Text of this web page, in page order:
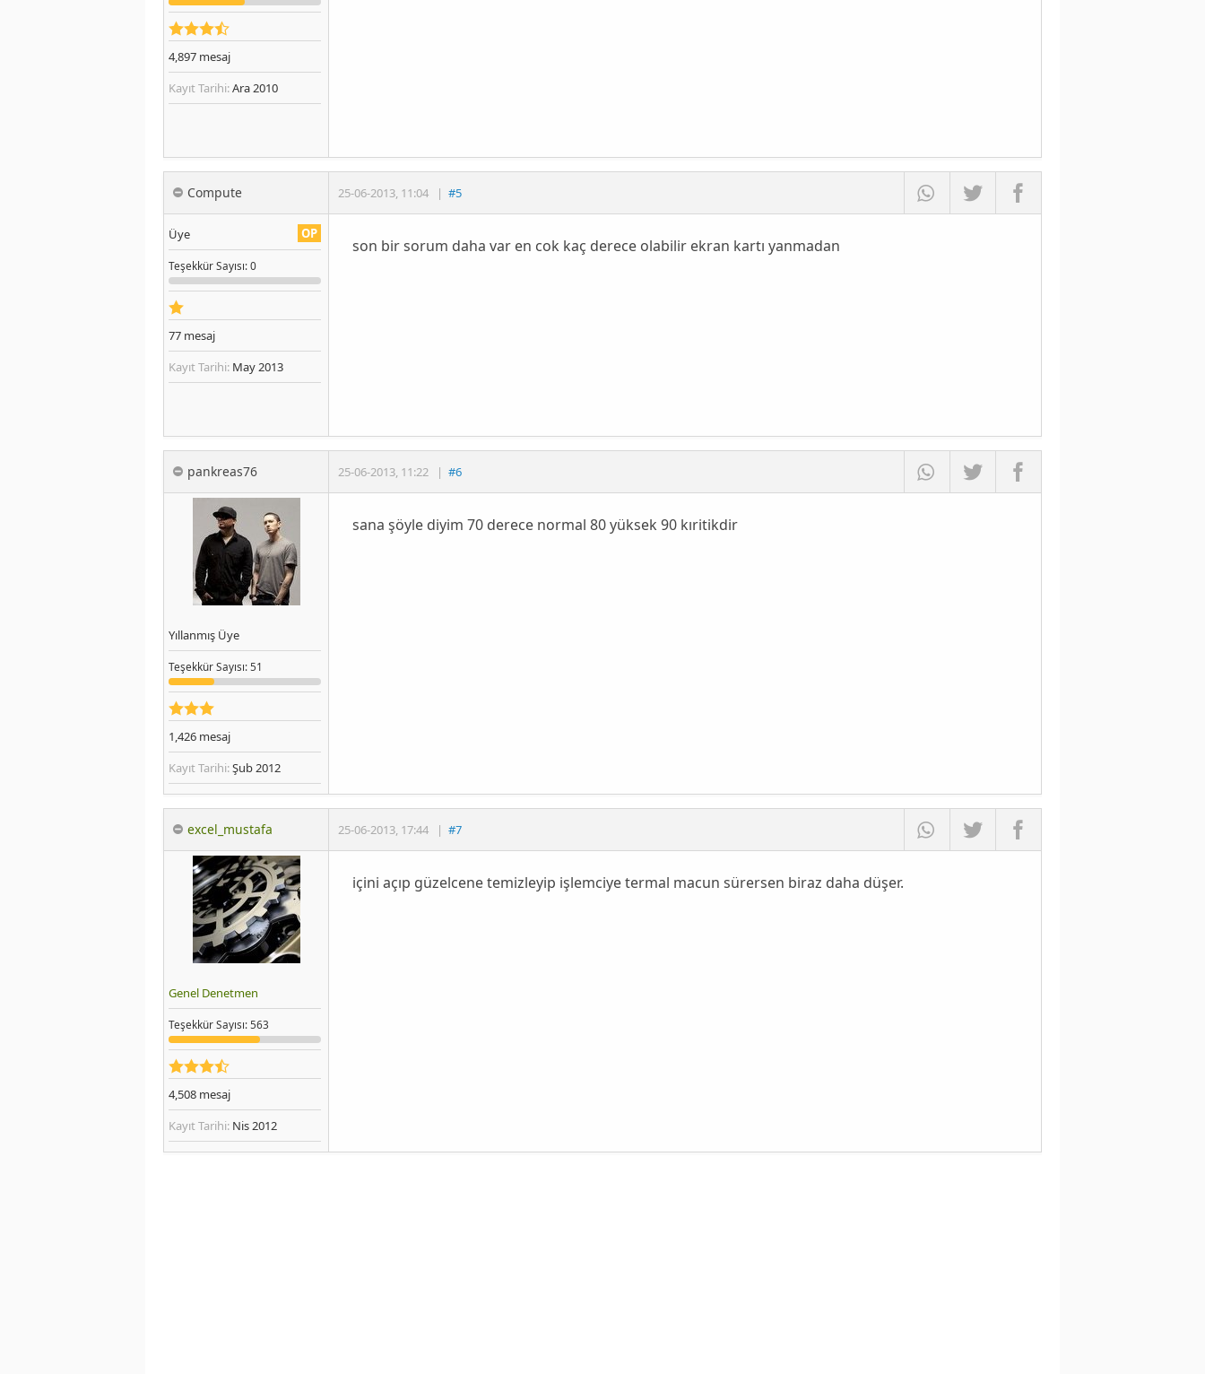
4,897 mesaj
Kayıt Tarihi:Ara 2010
Compute 25-06-2013, 11:04 | #5
OP
Üye
TeşekkürSayısı: 0
77 mesaj
Kayıt Tarihi: May 2013
son bir sorum daha var en cok kaç derece olabilir ekran kartı yanmadan
pankreas76 25-06-2013, 11:22 | #6
Yıllanmış Üye
TeşekkürSayısı: 51
1,426 mesaj
Kayıt Tarihi:Şub 2012
sana şöyle diyim 70 derece normal 80 yüksek 90 kıritikdir
excel_mustafa 25-06-2013, 17:44 | #7
Genel Denetmen
TeşekkürSayısı: 563
4,508 mesaj
Kayıt Tarihi: Nis 2012
içini açıp güzelcene temizleyip işlemciye termal macun sürersen biraz daha düşer.